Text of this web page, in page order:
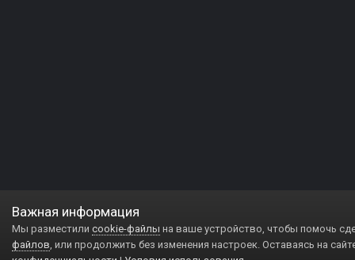
Важная информация
Мы разместили cookie-файлы на ваше устройство, чтобы помочь
файлов, или продолжить без изменения настроек. Оставаясь на